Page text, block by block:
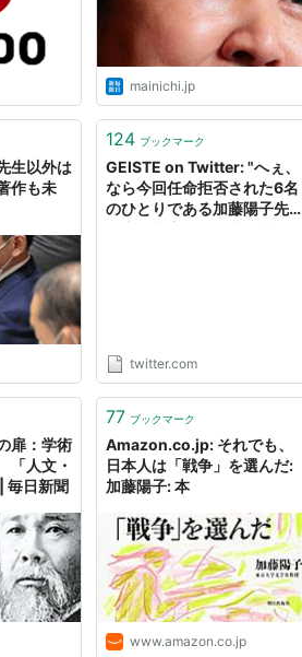
mainichi.jp
生以外は
作も未
124 ブックマーク
GEISTE on Twitter: "へぇ、
なら今回任命拒否された6名
のひとりである加藤陽子先生
https://t.co/LPfIygPYy8"
twitter.com
扉：学術
人文・
毎日新聞
77 ブックマーク
Amazon.co.jp: それでも、
日本人は「戦争」を選んだ:
加藤陽子: 本
www.amazon.co.jp